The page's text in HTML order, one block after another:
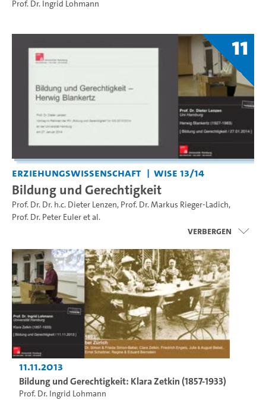
Prof. Dr. Ingrid Lohmann
11
Erziehungswissenschaft WiSe 13/14
Bildung und Gerechtigkeit
Prof. Dr. Dr. h.c. Dieter Lenzen, Prof. Dr. Markus Rieger-Ladich,
Prof. Dr. Peter Euleret al.
Verbergen
11.11.2013
Bildung und Gerechtigkeit: Klara Zetkin (1857-1933)
Prof. Dr. Ingrid Lohmann